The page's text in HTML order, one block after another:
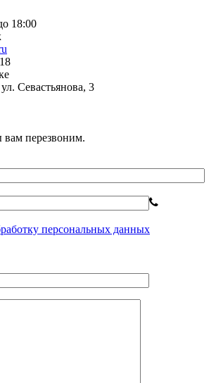
18:00
Севастьянова, 3
вам перезвоним.
персональных данных